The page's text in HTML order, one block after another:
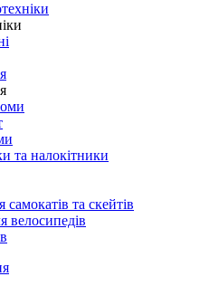
та налокітники
та скейтів